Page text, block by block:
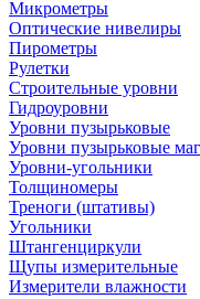
Микрометры
Оптические нивелиры
Пирометры
Рулетки
Строительные уровни
Гидроуровни
Уровни пузырьковые
Уровни пузырьковые
Уровни-угольники
Толщиномеры
Треноги (штативы)
Угольники
Штангенциркули
Щупы измерительные
Измерители влажности